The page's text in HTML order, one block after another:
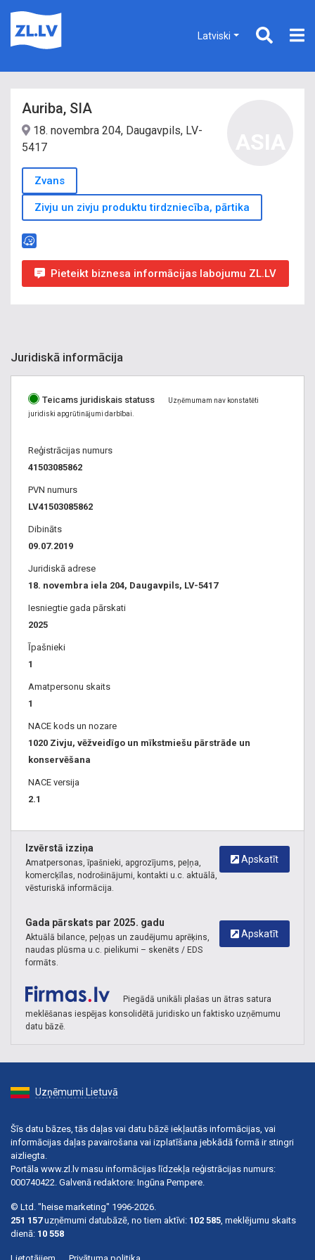
Latviski
Auriba, SIA
18. novembra 204, Daugavpils, LV-
5417
Zvans
Zivju un zivju produktu tirdzniecība, pārtika
Pieteikt biznesa informācijas labojumu ZL.LV
Juridiskā informācija
Teicams juridiskais statuss
Uzņēmumam nav konstatēti
juridiski apgrūtinājumi darbībai.
Reģistrācijas numurs
41503085862
PVN numurs
LV41503085862
Dibināts
09.07.2019
Juridiskā adrese
18. novembra iela 204, Daugavpils, LV-5417
Iesniegtie gada pārskati
2025
Īpašnieki
1
Amatpersonu skaits
1
NACE kods un nozare
1020 Zivju, vēžveidīgo un mīkstmiešu pārstrāde un
konservēšana
NACE versija
2.1
Apskatīt
Izvērstā izziņa
Amatpersonas, īpašnieki, apgrozījums, peļņa,
komercķīlas, nodrošinājumi, kontakti u.c. aktuālā,
vēsturiskā informācija.
Apskatīt
Gada pārskats par 2025. gadu
Aktuālā bilance, peļņas un zaudējumu aprēķins,
naudas plūsma u.c. pielikumi – skenēts / EDS
formāts.
Piegādā unikāli plašas un ātras satura
meklēšanas iespējas konsolidētā juridisko un faktisko uzņēmumu
datu bāzē.
Uzņēmumi Lietuvā
Šīs datu bāzes, tās daļas vai datu bāzē iekļautās informācijas, vai
informācijas daļas pavairošana vai izplatīšana jebkādā formā ir stingri
aizliegta.
Portāla www.zl.lv masu informācijas līdzekļa reģistrācijas numurs:
000740422. Galvenā redaktore: Ingūna Pempere.
© Ltd. "heise marketing" 1996-2026.
251 157uzņēmumi datubāzē, no tiem aktīvi: 102 585, meklējumu skaits
dienā: 10 558